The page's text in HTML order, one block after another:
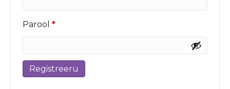
Parool *Nõutud
Registreeru